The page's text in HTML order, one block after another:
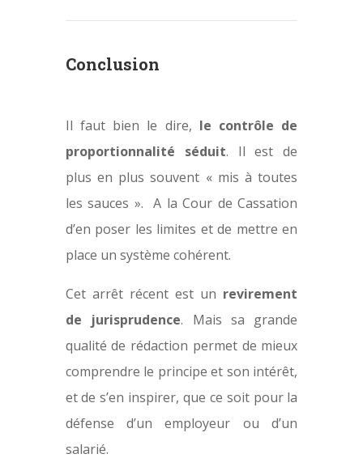
Conclusion
Il faut bien le dire, le contrôle de
proportionnalité séduit. Il est de
plus en plus souvent « mis à toutes
les sauces ». A la Cour de Cassation
d’en poser les limites et de mettre en
place un système cohérent.
Cet arrêt récent est un revirement
de jurisprudence. Mais sa grande
qualité de rédaction permet de mieux
comprendre le principe et son intérêt,
et de s’en inspirer, que ce soit pour la
défense d’un employeur ou d’un
salarié.